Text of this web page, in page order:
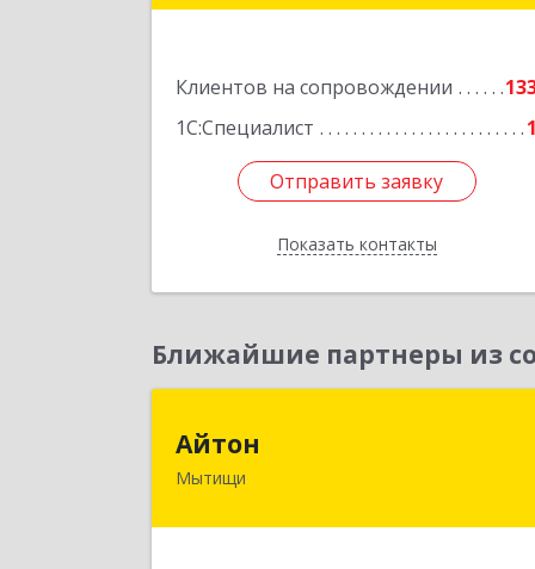
Клиентов на сопровождении
1С:Специалист
1
Отправить заявку
Показать контакты
Отправить заявку
Назад
Ближайшие партнеры из
Айтон
Мытищи
141006, Московская обл, Мытищи г,